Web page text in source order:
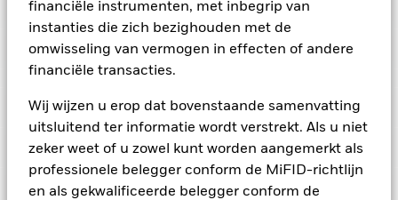
financiële instrumenten, met inbegrip van
instanties die zich bezighouden met de
omwisseling van vermogen in effecten of andere
financiële transacties.
Wij wijzen u erop dat bovenstaande samenvatting
uitsluitend ter informatie wordt verstrekt. Als u niet
zeker weet of u zowel kunt worden aangemerkt als
professionele belegger conform de MiFID-richtlijn
en als gekwalificeerde belegger conform de
Risicometer
Performance
Grafiek
Volledige grafiek bekijken
Veranderingen in rentetarieven, kredietrisico's en/of de
wanbetalingsquote van emittenten hebben een aanzienlijk
invloed op de prestaties van vastrentende effecten.
Vastrentende effecten met een rating lager dan
beleggingskwaliteit kunnen gevoeliger zijn voor
veranderingen in deze risico's dan vastrentende effecten met
een hogere rating. Potentiële of werkelijke verlagingen van de
Kerngegevens
per 07/aug/2026
USD 1.854.289.793
Portefeuille kenmerken
Posities